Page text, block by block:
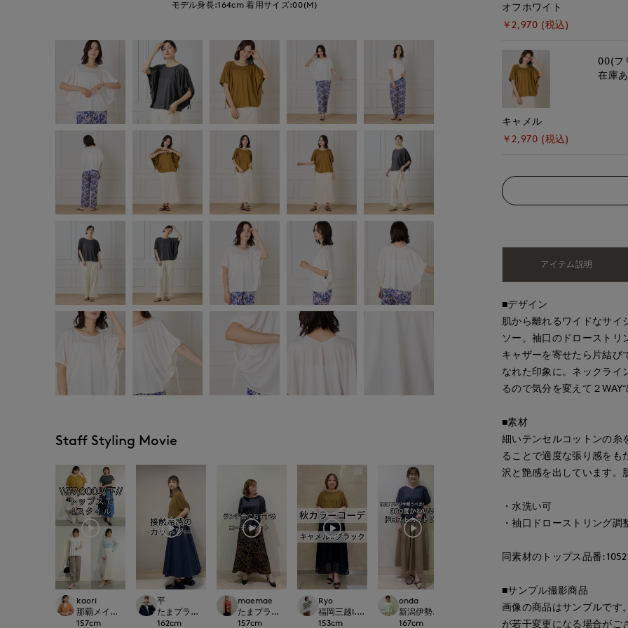
モデル身長:164cm 着用サイズ:00(M) モデル身長:164cm
Staff Styling Movie
kaori
那覇メインプレイスI.T.'S.international
157cm
平
たまプラーザ東急I.T.'S.international
162cm
maemae
たまプラーザ東急I.T.'S.international
157cm
Ryo
福岡三越I.T.'S.international
153cm
onda
新潟伊勢丹7-IDconcept.
167cm
たまプラーザ東急I.T.'S.international
cm
maemae
たまプラーザ東
157 cm
オフホワイト
￥2,970 (税込)
キャメル
￥2,970 (税込)
00(フ
在庫
アイテム説明
■デザイン
肌から離れるワイドなサイ
ソー。袖口のドローストリ
キャザーを寄せたら片結び
なれた印象に。ネックライ
るので気分を変えて２
■素材
細いテンセルコットンの糸
ることで適度な張り感をも
沢と艶感を出しています。
・水洗い可
・袖口ドローストリング調
同素材のトップス品番
■サンプル撮影商品
画像の商品はサンプルです
が若干変更になる場合がご